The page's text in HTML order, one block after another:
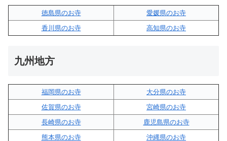
徳島県のお寺
愛媛県のお寺
香川県のお寺
高知県のお寺
九州地方
福岡県のお寺
大分県のお寺
佐賀県のお寺
宮崎県のお寺
長崎県のお寺
鹿児島県のお寺
熊本県のお寺
沖縄県のお寺